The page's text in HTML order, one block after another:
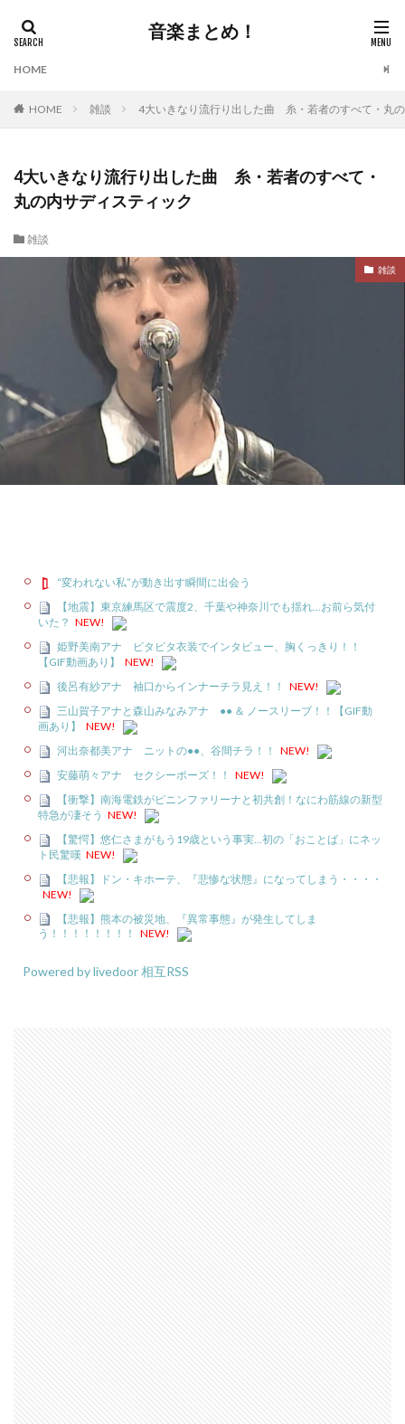
音楽まとめ！
HOME
HOME 雑談 4大いきなり流行り出した曲 糸・若者のすべて・丸
4大いきなり流行り出した曲 糸・若者のすべて・
丸の内サディスティック
雑談
雑談
“変われない私”が動き出す瞬間に出会う
【地震】東京練馬区で震度2、千葉や神奈川でも揺れ…お前ら気付
いた？ NEW!
姫野美南アナ ピタピタ衣装でインタビュー、胸くっきり！！
【GIF動画あり】
NEW!
後呂有紗アナ 袖口からインナーチラ見え！！
NEW!
三山賀子アナと森山みなみアナ ●● ＆ ノースリーブ！！【GIF動
画あり】
NEW!
河出奈都美アナ ニットの●●、谷間チラ！！
NEW!
安藤萌々アナ セクシーポーズ！！
NEW!
【衝撃】南海電鉄がピニンファリーナと初共創！なにわ筋線の新型
特急が凄そう NEW!
【驚愕】悠仁さまがもう19歳という事実…初の「おことば」にネッ
ト民驚嘆 NEW!
【悲報】ドン・キホーテ、『悲惨な状態』になってしまう・・・・
NEW!
【悲報】熊本の被災地、『異常事態』が発生してしま
う！！！！！！！！
NEW!
Powered by livedoor 相互RSS